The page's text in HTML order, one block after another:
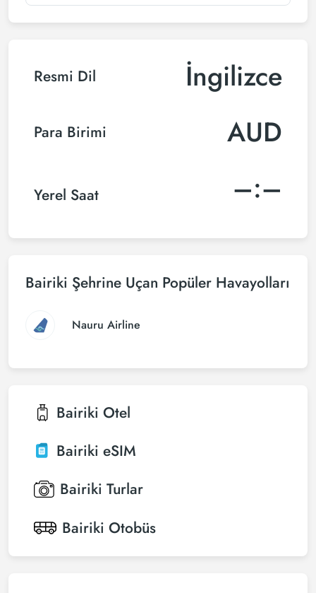
Resmi Dil İngilizce
Para Birimi AUD
Yerel Saat –:–
Bairiki Şehrine Uçan Popüler Havayolları
Nauru Airline
Bairiki Otel
Bairiki eSIM
Bairiki Turlar
Bairiki Otobüs